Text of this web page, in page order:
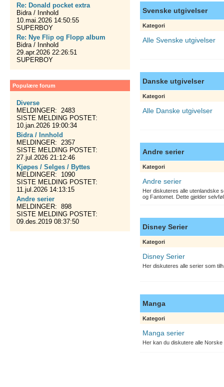
Re: Donald pocket extra
Bidra / Innhold
10.mai.2026 14:50:55
SUPERBOY
Re: Nye Flip og Flopp album
Bidra / Innhold
29.apr.2026 22:26:51
SUPERBOY
Populære forum
Diverse
MELDINGER: 2483
SISTE MELDING POSTET:
10.jan.2026 19:00:34
Bidra / Innhold
MELDINGER: 2357
SISTE MELDING POSTET:
27.jul.2026 21:12:46
Kjøpes / Selges / Byttes
MELDINGER: 1090
SISTE MELDING POSTET:
11.jul.2026 14:13:15
Andre serier
MELDINGER: 898
SISTE MELDING POSTET:
09.des.2019 08:37:50
Svenske utgivelser
Kategori
Alle Svenske utgivelser
Danske utgivelser
Kategori
Alle Danske utgivelser
Andre serier
Kategori
Andre serier
Her diskuteres alle utenlandske
og Fantomet. Dette gjelder
Disney Serier
Kategori
Disney Serier
Her diskuteres alle serier som
Manga
Kategori
Manga serier
Her kan du diskutere alle Norske